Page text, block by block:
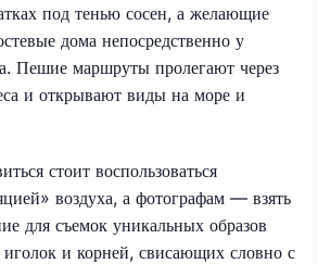
под тенью сосен, а желающие
дома непосредственно у
Пешие маршруты пролегают через
и открывают виды на море и
стоит воспользоваться
воздуха, а фотографам — взять
для съемок уникальных образов
и корней, свисающих словно с